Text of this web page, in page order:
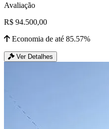
Avaliação
R$ 94.500,00
Economia de até 85.57%
Ver Detalhes